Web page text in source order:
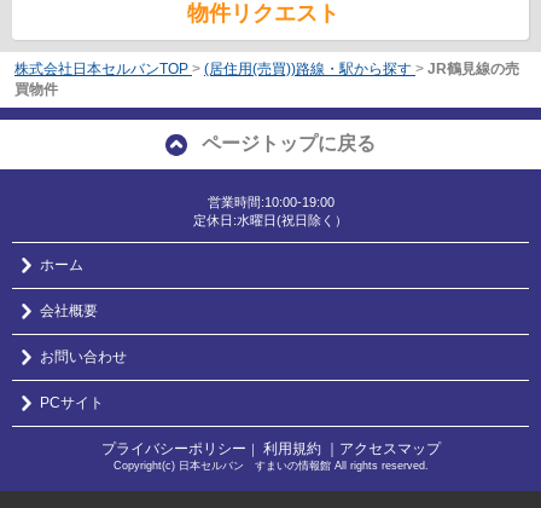
物件リクエスト
株式会社日本セルバンTOP > (居住用(売買))路線・駅から探す > JR鶴見線の売
買物件
ページトップに戻る
営業時間:10:00-19:00
定休日:水曜日(祝日除く）
ホーム
会社概要
お問い合わせ
PCサイト
プライバシーポリシー 利用規約 ｜アクセスマップ
Copyright(c) 日本セルバン すまいの情報館 All rights reserved.